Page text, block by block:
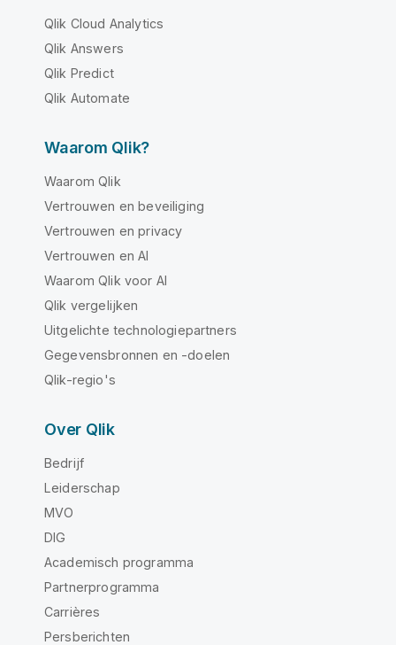
Qlik Cloud Analytics
Qlik Answers
Qlik Predict
Qlik Automate
Waarom Qlik?
Waarom Qlik
Vertrouwen en beveiliging
Vertrouwen en privacy
Vertrouwen en AI
Waarom Qlik voor AI
Qlik vergelijken
Uitgelichte technologiepartners
Gegevensbronnen en -doelen
Qlik-regio's
Over Qlik
Bedrijf
Leiderschap
MVO
DIG
Academisch programma
Partnerprogramma
Carrières
Persberichten